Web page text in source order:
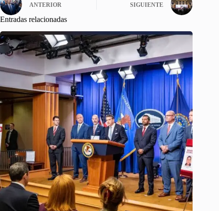
ANTERIOR SIGUIENTE
Entradas relacionadas